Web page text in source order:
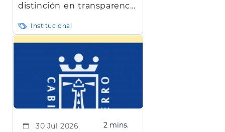
distinción en transparencia
Institucional
30 Jul 2026 2 mins.